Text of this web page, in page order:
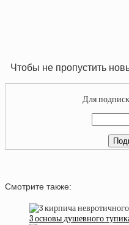
Чтобы не пропустить
Для
Смотрите также:
3 основы душевного